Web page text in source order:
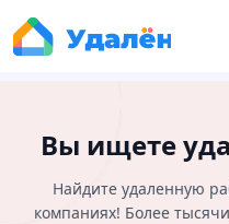
Вы ищете
Найдите удаленную
компаниях! Более